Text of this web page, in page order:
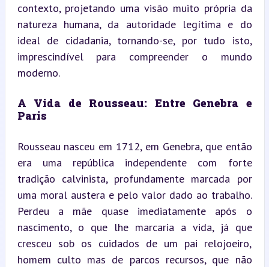
contexto, projetando uma visão muito própria da
natureza humana, da autoridade legítima e do
ideal de cidadania, tornando-se, por tudo isto,
imprescindível para compreender o mundo
moderno.
A Vida de Rousseau: Entre Genebra e
Paris
Rousseau nasceu em 1712, em Genebra, que então
era uma república independente com forte
tradição calvinista, profundamente marcada por
uma moral austera e pelo valor dado ao trabalho.
Perdeu a mãe quase imediatamente após o
nascimento, o que lhe marcaria a vida, já que
cresceu sob os cuidados de um pai relojoeiro,
homem culto mas de parcos recursos, que não